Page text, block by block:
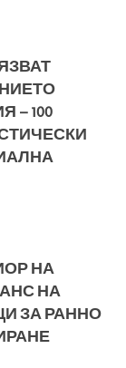
– 100
НА
НА
ЗА РАННО